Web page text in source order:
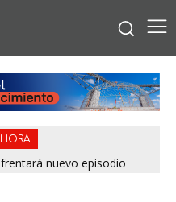
nuevo episodio